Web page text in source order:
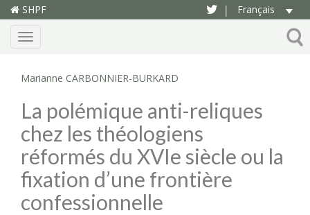
SHPF | Français
Menu
Marianne CARBONNIER-BURKARD
La polémique anti-reliques
chez les théologiens
réformés du XVIe siècle ou la
fixation d’une frontière
confessionnelle